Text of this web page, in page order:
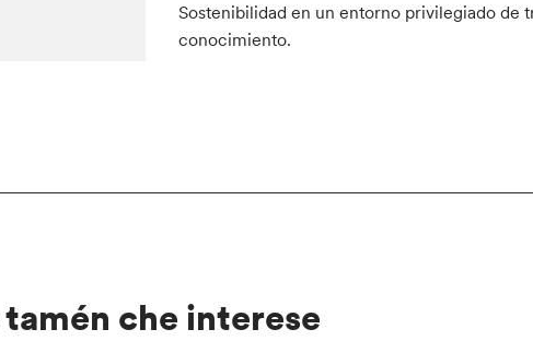
Sostenibilidad en un entorno privilegiado de
conocimiento.
tamén che interese